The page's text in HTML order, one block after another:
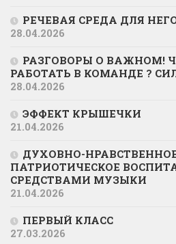
РЕЧЕВАЯ СРЕДА ДЛЯ
28.04.2026
РАЗГОВОРЫ О ВАЖНОМ!
РАБОТАТЬ В КОМАНДЕ ?
28.04.2026
ЭФФЕКТ КРЫШЕЧКИ
21.04.2026
ДУХОВНО-
ПАТРИОТИЧЕСКОЕ
СРЕДСТВАМИ МУЗЫКИ
21.04.2026
ПЕРВЫЙ КЛАСС
27.03.2026